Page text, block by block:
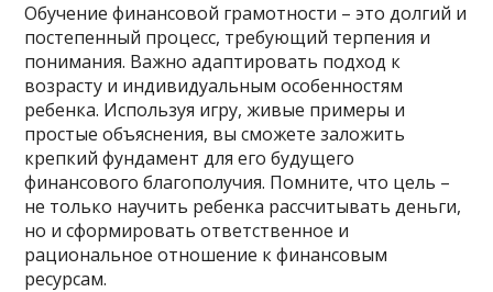
Обучение финансовой грамотности – это долгий и
постепенный процесс, требующий терпения и
понимания. Важно адаптировать подход к
возрасту и индивидуальным особенностям
ребенка. Используя игру, живые примеры и
простые объяснения, вы сможете заложить
крепкий фундамент для его будущего
финансового благополучия. Помните, что цель –
не только научить ребенка рассчитывать деньги,
но и сформировать ответственное и
рациональное отношение к финансовым
ресурсам.